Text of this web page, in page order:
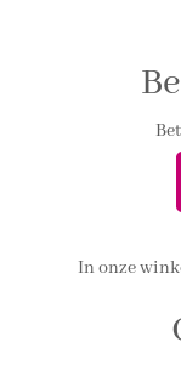
In onze